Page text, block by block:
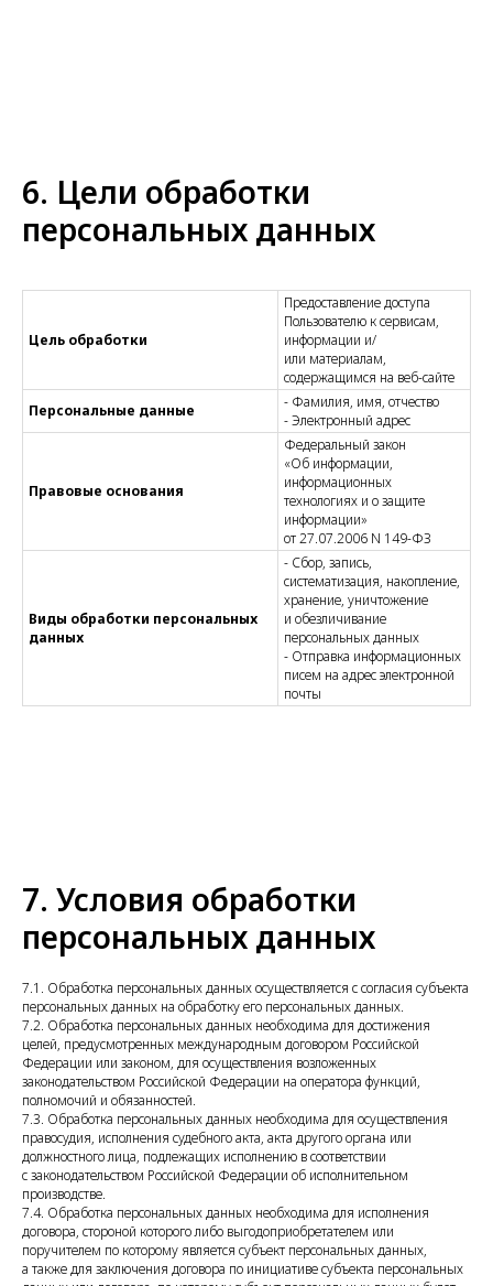
6. Цели обработки
персональных данных
Цель обработки
Предоставление доступа
Пользователю к сервисам,
информации и/
или материалам,
содержащимся на веб-сайте
Персональные данные
- Фамилия, имя, отчество
- Электронный адрес
Правовые основания
Федеральный закон
«Об информации,
информационных
технологиях и о защите
информации»
от 27.07.2006 N 149-ФЗ
Виды обработки персональных
данных
- Сбор, запись,
систематизация, накопление,
хранение, уничтожение
и обезличивание
персональных данных
- Отправка информационных
писем на адрес электронной
почты
7. Условия обработки
персональных данных
7.1. Обработка персональных данных осуществляется с согласия субъекта
персональных данных на обработку его персональных данных.
7.2. Обработка персональных данных необходима для достижения
целей, предусмотренных международным договором Российской
Федерации или законом, для осуществления возложенных
законодательством Российской Федерации на оператора функций,
полномочий и обязанностей.
7.3. Обработка персональных данных необходима для осуществления
правосудия, исполнения судебного акта, акта другого органа или
должностного лица, подлежащих исполнению в соответствии
с законодательством Российской Федерации об исполнительном
производстве.
7.4. Обработка персональных данных необходима для исполнения
договора, стороной которого либо выгодоприобретателем или
поручителем по которому является субъект персональных данных,
а также для заключения договора по инициативе субъекта персональных